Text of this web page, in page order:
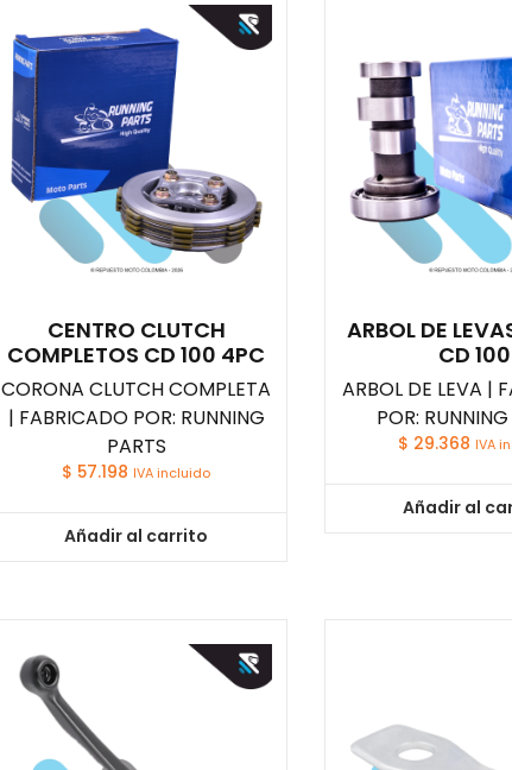
CENTRO CLUTCH
COMPLETOS CD 100 4PC
CORONA CLUTCH COMPLETA
| FABRICADO POR: RUNNING
PARTS
$ 57.198 IVA incluido
Añadir al carrito
ARBOL DE
CD 100
ARBOL DE LEVA |
POR:
$ 29.368 IVA
Añadir al